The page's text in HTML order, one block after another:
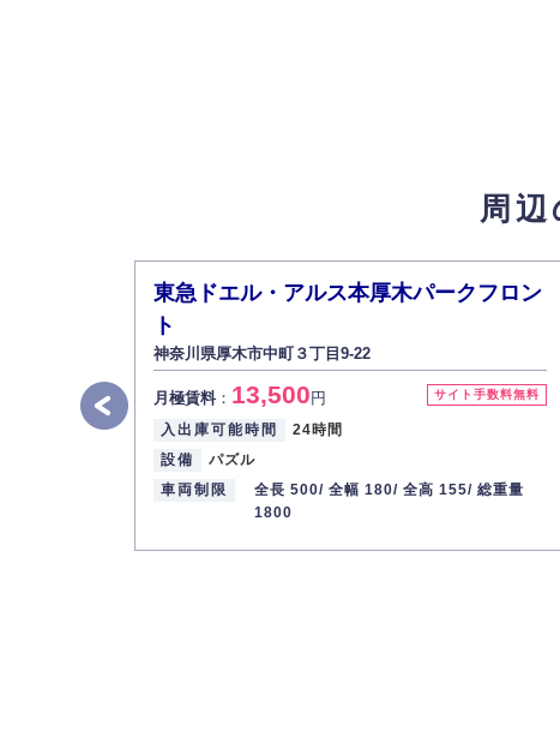
法的義務など正当な理由に基づく要請があった
お客様ご本人から自己の個人情報開示の請求
また、個人情報の内容に誤りがあり、ご本人か
6.個人情報管理の社内教育
弊社社員全員が、個人情報の取り扱いについて
株式会社ミコト
代表取締役社長 野口 幸男
周辺
東急ドエル・アルス本厚木パークフロン
ト
神奈川県厚木市中町３丁目9-22
サイト手数料無料
月極賃料： 13,500円
入出庫可能時間
24時間
設備
パズル
車両制限
全長 500/ 全幅 180/ 全高 155/ 総重量
1800